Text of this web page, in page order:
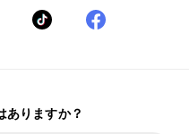
ありますか？